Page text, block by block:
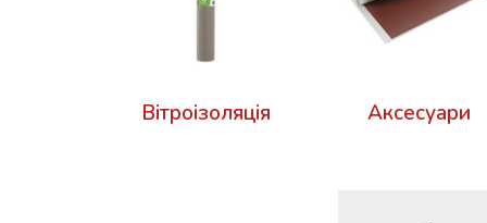
Вітроізоляція Аксесуари